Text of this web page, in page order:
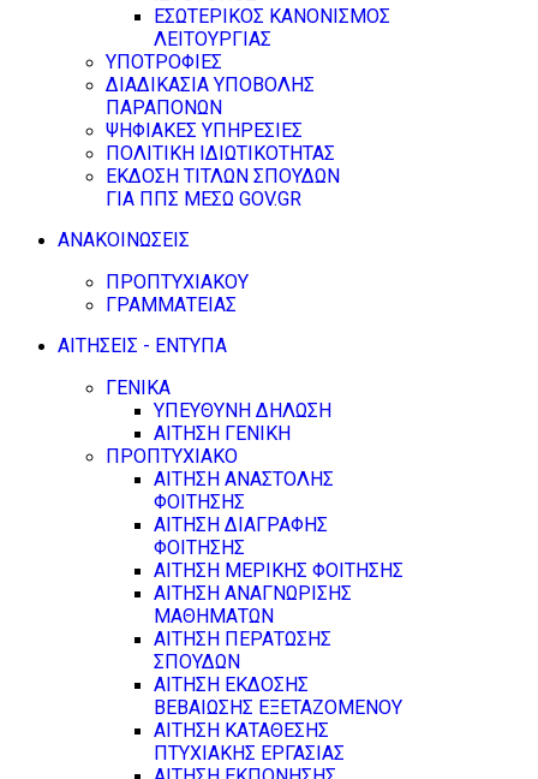
ΕΣΩΤΕΡΙΚΟΣ ΚΑΝΟΝΙΣΜΟΣ
ΛΕΙΤΟΥΡΓΙΑΣ
ΥΠΟΤΡΟΦΙΕΣ
ΔΙΑΔΙΚΑΣΙΑ ΥΠΟΒΟΛΗΣ
ΠΑΡΑΠΟΝΩΝ
ΨΗΦΙΑΚΕΣ ΥΠΗΡΕΣΙΕΣ
ΠΟΛΙΤΙΚΗ ΙΔΙΩΤΙΚΟΤΗΤΑΣ
ΕΚΔΟΣΗ ΤΙΤΛΩΝ ΣΠΟΥΔΩΝ
ΓΙΑ ΠΠΣ ΜΕΣΩ GOV.GR
ΑΝΑΚΟΙΝΩΣΕΙΣ
ΠΡΟΠΤΥΧΙΑΚΟΥ
ΓΡΑΜΜΑΤΕΙΑΣ
ΑΙΤΗΣΕΙΣ - ΕΝΤΥΠΑ
ΓΕΝΙΚΑ
ΥΠΕΥΘΥΝΗ ΔΗΛΩΣΗ
ΑΙΤΗΣΗ ΓΕΝΙΚΗ
ΠΡΟΠΤΥΧΙΑΚΟ
ΑΙΤΗΣΗ ΑΝΑΣΤΟΛΗΣ
ΦΟΙΤΗΣΗΣ
ΑΙΤΗΣΗ ΔΙΑΓΡΑΦΗΣ
ΦΟΙΤΗΣΗΣ
ΑΙΤΗΣΗ ΜΕΡΙΚΗΣ ΦΟΙΤΗΣΗΣ
ΑΙΤΗΣΗ ΑΝΑΓΝΩΡΙΣΗΣ
ΜΑΘΗΜΑΤΩΝ
ΑΙΤΗΣΗ ΠΕΡΑΤΩΣΗΣ
ΣΠΟΥΔΩΝ
ΑΙΤΗΣΗ ΕΚΔΟΣΗΣ
ΒΕΒΑΙΩΣΗΣ ΕΞΕΤΑΖΟΜΕΝΟΥ
ΑΙΤΗΣΗ ΚΑΤΑΘΕΣΗΣ
ΠΤΥΧΙΑΚΗΣ ΕΡΓΑΣΙΑΣ